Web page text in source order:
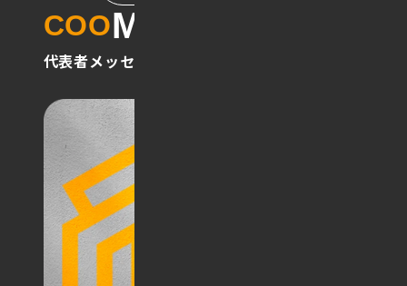
COOMessage
代表者メッセージ